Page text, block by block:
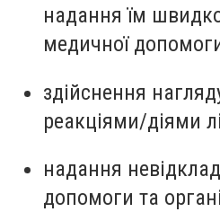
надання їм
медичної
здійснення
реакціями/діями
надання
допомоги та